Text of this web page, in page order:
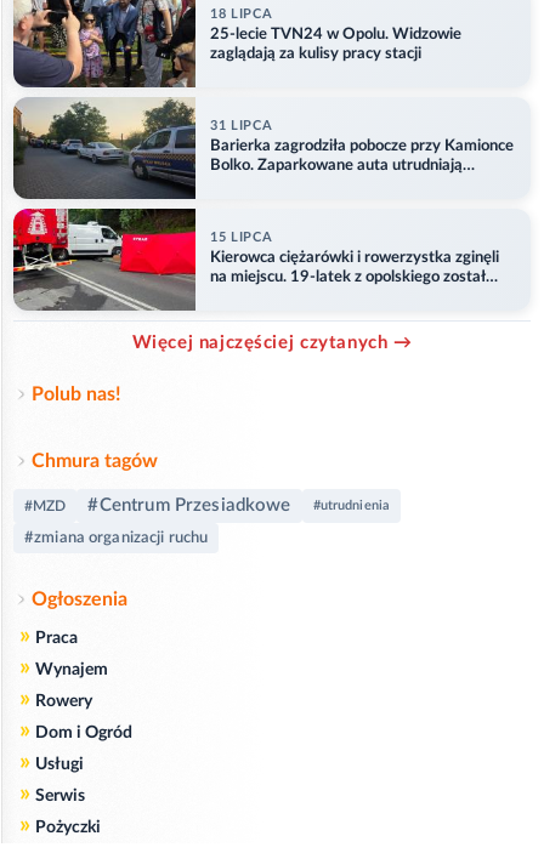
18 LIPCA
25-lecie TVN24 w Opolu. Widzowie
zaglądają za kulisy pracy stacji
31 LIPCA
Barierka zagrodziła pobocze przy Kamionce
Bolko. Zaparkowane auta utrudniają
15 LIPCA
Kierowca ciężarówki i rowerzystka zginęli
na miejscu. 19-latek z opolskiego został
Więcej najczęściej czytanych →
Polub nas!
Chmura tagów
#MZD #Centrum Przesiadkowe #utrudnienia
#zmiana organizacji ruchu
Ogłoszenia
» Praca
» Wynajem
» Rowery
» Dom i Ogród
» Usługi
» Serwis
» Pożyczki